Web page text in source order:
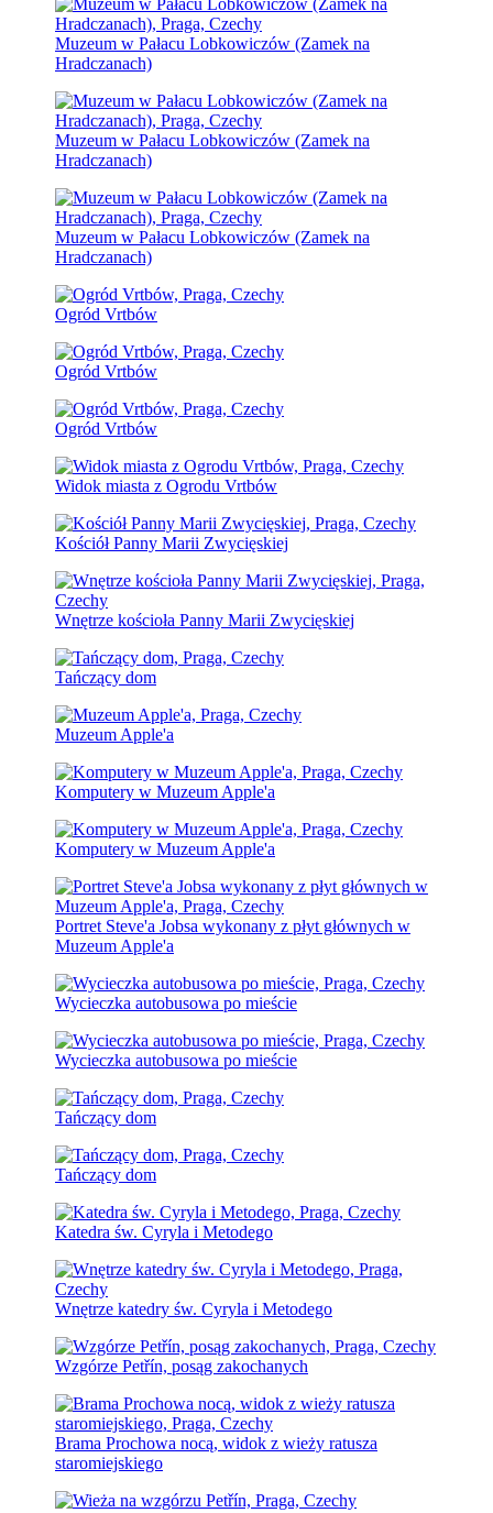
Muzeum w Pałacu Lobkowiczów (Zamek na
Hradczanach)
Muzeum w Pałacu Lobkowiczów (Zamek na
Hradczanach)
Muzeum w Pałacu Lobkowiczów (Zamek na
Hradczanach)
Ogród Vrtbów
Ogród Vrtbów
Ogród Vrtbów
Widok miasta z Ogrodu Vrtbów
Kościół Panny Marii Zwycięskiej
Wnętrze kościoła Panny Marii Zwycięskiej
Tańczący dom
Muzeum Apple'a
Komputery w Muzeum Apple'a
Komputery w Muzeum Apple'a
Portret Steve'a Jobsa wykonany z płyt głównych w
Muzeum Apple'a
Wycieczka autobusowa po mieście
Wycieczka autobusowa po mieście
Tańczący dom
Tańczący dom
Katedra św. Cyryla i Metodego
Wnętrze katedry św. Cyryla i Metodego
Wzgórze Petřín, posąg zakochanych
Brama Prochowa nocą, widok z wieży ratusza
staromiejskiego